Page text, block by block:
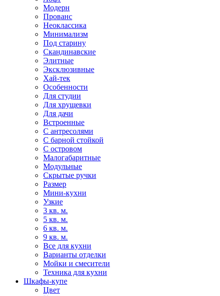
Модерн
Прованс
Неоклассика
Минимализм
Под старину
Скандинавские
Элитные
Эксклюзивные
Хай-тек
Особенности
Для студии
Для хрущевки
Для дачи
Встроенные
С антресолями
С барной стойкой
С островом
Малогабаритные
Модульные
Скрытые ручки
Размер
Мини-кухни
Узкие
3 кв. м.
5 кв. м.
6 кв. м.
9 кв. м.
Все для кухни
Варианты отделки
Мойки и смесители
Техника для кухни
Шкафы-купе
Цвет